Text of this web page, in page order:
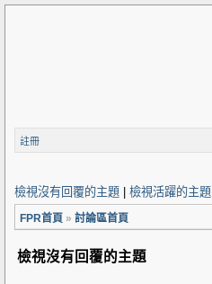
註冊
檢視沒有回覆的主題 檢視活躍的主題
FPR首頁 » 討論區首頁
檢視沒有回覆的主題